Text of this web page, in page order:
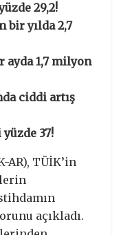
29,2!
bir yılda 2,7
ayda 1,7 milyon
ciddi artış
37!
AR), TÜİK’in
açıkladı.